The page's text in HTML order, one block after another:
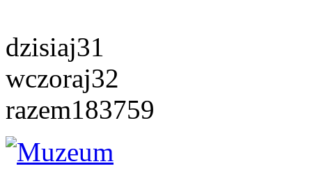
dzisiaj31
wczoraj32
razem183759